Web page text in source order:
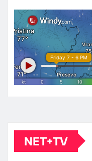
NET+TV